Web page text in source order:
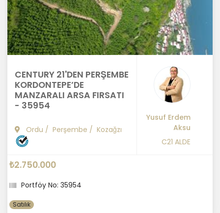
CENTURY 21'DEN PERŞEMBE
KORDONTEPE’DE
MANZARALI ARSA FIRSATI
- 35954
Ordu / Perşembe / Kozağzı
Yusuf Erdem
Aksu
C21 ALDE
₺2.750.000
Portföy No: 35954
Satılık